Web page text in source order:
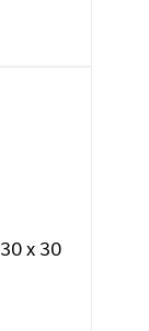
30 x 30